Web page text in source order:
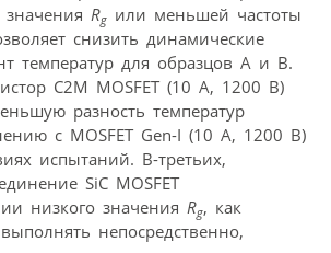
Rg или меньшей частоты
снизить динамические
температур для образцов А и В.
C2M MOSFET (10 А, 1200 В)
разность температур
с MOSFET Gen-I (10 А, 1200 В)
испытаний. В-третьих,
SiC MOSFET
низкого значения Rg, как
непосредственно,